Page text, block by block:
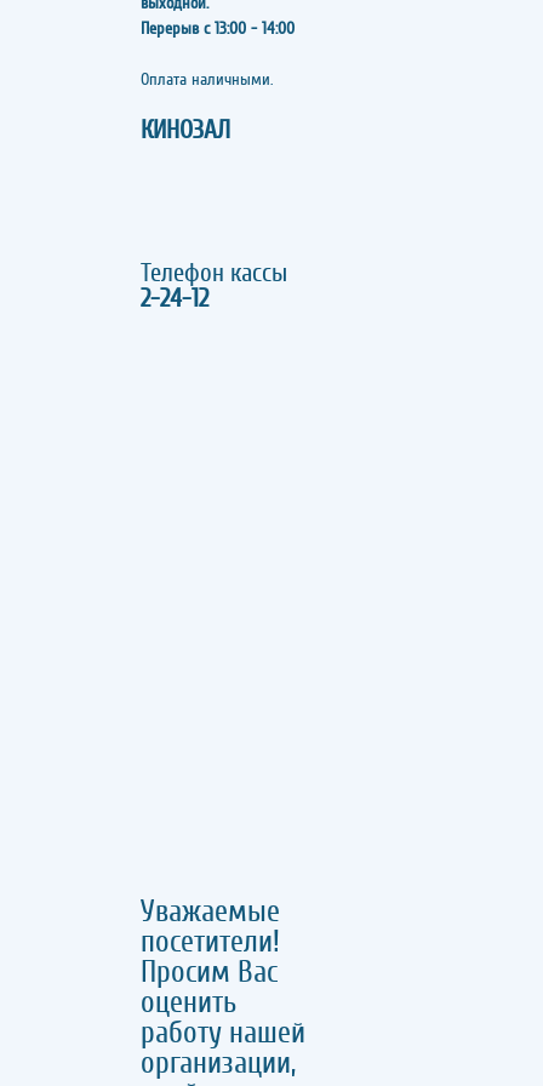
Перерыв с 13:00 - 14:00
​​​​​​​Оплата наличными.
КИНОЗАЛ
Телефон кассы
2-24-12
Уважаемые
посетители!
Просим Вас
оценить
работу нашей
организации,